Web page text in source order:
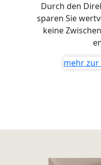
Durch den
sparen Sie
keine
mehr